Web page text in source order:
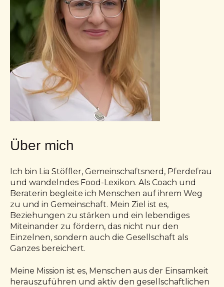
Über mich
Ich bin Lia Stöffler, Gemeinschaftsnerd, Pferdefrau
und wandelndes Food-Lexikon. Als Coach und
Beraterin begleite ich Menschen auf ihrem Weg
zu und in Gemeinschaft. Mein Ziel ist es,
Beziehungen zu stärken und ein lebendiges
Miteinander zu fördern, das nicht nur den
Einzelnen, sondern auch die Gesellschaft als
Ganzes bereichert.
Meine Mission ist es, Menschen aus der Einsamkeit
herauszuführen und aktiv den gesellschaftlichen